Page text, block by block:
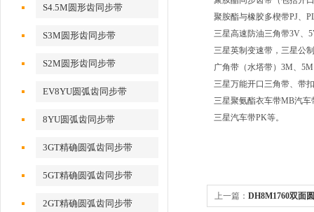
S4.5M圆形齿同步带
S3M圆形齿同步带
S2M圆形齿同步带
EV8YU圆弧齿同步带
8YU圆弧齿同步带
3GT精确圆弧齿同步带
5GT精确圆弧齿同步带
2GT精确圆弧齿同步带
聚胺酯与橡胶多楔带PJ、
三星高速防油三角带3V、
三星英制变速带，三星公
广角带（水塔带）3M、
三星万能开口三角带、带
三星聚氨酯衣车带MB汽车
三星汽车带PK等。
上一篇： DH8M1760双面